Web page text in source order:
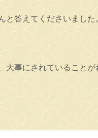
答えてくださいました。
事にされていることが